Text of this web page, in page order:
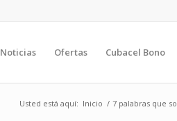
Noticias Ofertas Cubacel Bono
Usted está aquí: Inicio / 7 palabras que